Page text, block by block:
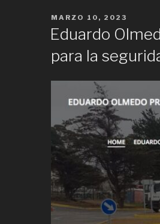
POSTED
MARZO 10, 2023
Eduardo
para la